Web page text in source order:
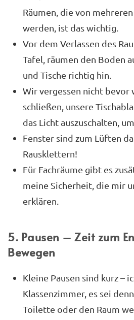
Räumen, die von
werden, ist das wichtig.
Vor dem Verlassen des
Tafel, räumen den Boden
und Tische richtig hin.
Wir vergessen nicht bevor
schließen, unsere
das Licht auszuschalten,
Fenster sind zum Lüften
Rausklettern!
Für Fachräume gibt es
meine Sicherheit, die mir
erklären.
5. Pausen – Zeit zum
Bewegen
Kleine Pausen sind kurz –
Klassenzimmer, es sei
Toilette oder den Raum